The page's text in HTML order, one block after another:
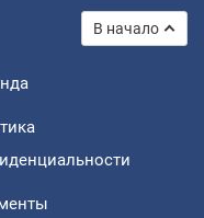
В начало